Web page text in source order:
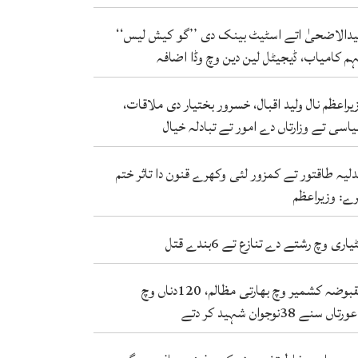
اتے اسٹیٹ بینک دی ’’گو کیش لیس‘‘
کامیاب، ڈیجیٹل لین دین وچ وڈا اضافہ
نال ولید اقبال، خسرور بختیار دی ملاقات،
تے وزارتاں دے امور تے تبادلہ خیال
طاقتور تے کمزور لئی وکھرے قنون دا تاثر ختم
وزیراعظم
وچ رشتے دے تنازع تے 6بندے قتل
مقبوضہ کشمیر وچ بھارتی مظالم، 120دناں وچ